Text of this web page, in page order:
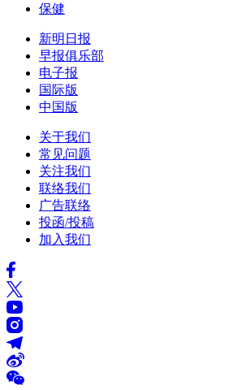
保健
新明日报
早报俱乐部
电子报
国际版
中国版
关于我们
常见问题
关注我们
联络我们
广告联络
投函/投稿
加入我们